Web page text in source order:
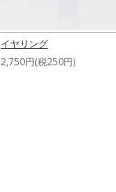
イヤリング
2,750円(税250円)